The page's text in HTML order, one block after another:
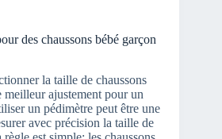
des chaussons bébé garçon
la taille de chaussons
ajustement pour un
un pédimètre peut être une
avec précision la taille de